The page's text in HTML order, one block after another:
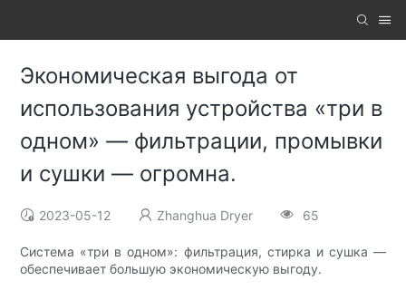
Экономическая выгода от
использования устройства «три в
одном» — фильтрации, промывки
и сушки — огромна.
2023-05-12 Zhanghua Dryer 65
Система «три в одном»: фильтрация, стирка и сушка —
обеспечивает большую экономическую выгоду.